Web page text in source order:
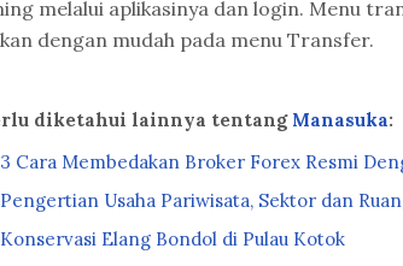
melalui aplikasinya dan login. Menu
dengan mudah pada menu Transfer.
diketahui lainnya tentang Manasuka:
3 Cara Membedakan Broker Forex Resmi
Pengertian Usaha Pariwisata, Sektor dan
Konservasi Elang Bondol di Pulau Kotok